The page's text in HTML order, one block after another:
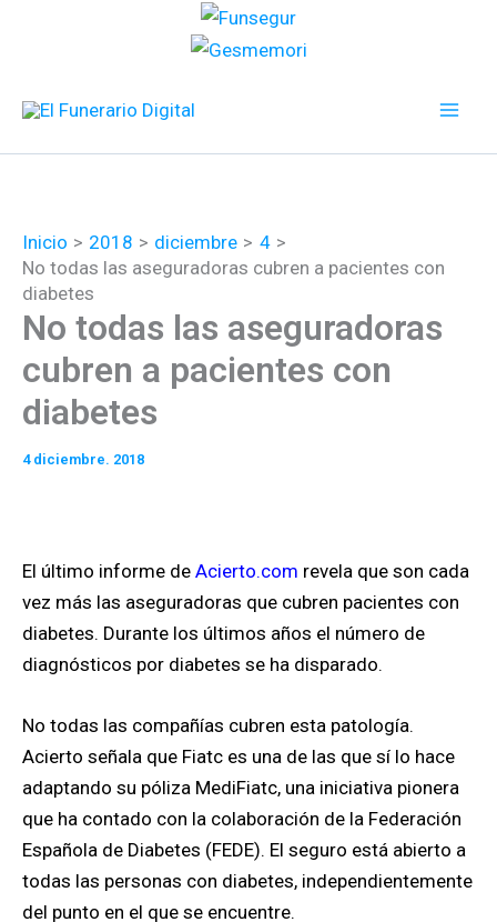
Inicio 2018 diciembre
4
No todas las aseguradoras cubren a pacientes con
diabetes
No todas las aseguradoras
cubren a pacientes con
diabetes
4 diciembre. 2018
El último informe de Acierto.com revela que son cada
vez más las aseguradoras que cubren pacientes con
diabetes. Durante los últimos años el número de
diagnósticos por diabetes se ha disparado.
No todas las compañías cubren esta patología.
Acierto señala que Fiatc es una de las que sí lo hace
adaptando su póliza MediFiatc, una iniciativa pionera
que ha contado con la colaboración de la Federación
Española de Diabetes (FEDE). El seguro está abierto a
todas las personas con diabetes, independientemente
del punto en el que se encuentre.